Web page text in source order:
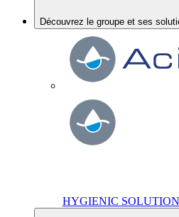
Découvrez le groupe et ses
HYGIENIC